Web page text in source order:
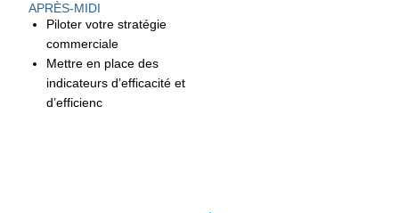
APRÈS-MIDI
Piloter votre stratégie
commerciale
Mettre en place des
indicateurs d’efficacité et
d’efficienc